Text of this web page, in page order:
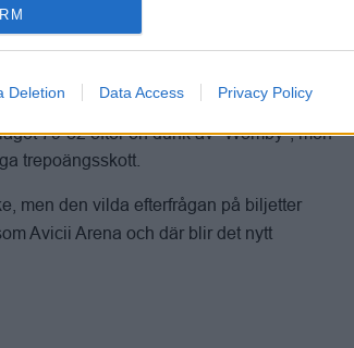
Deletion Data Access Privacy Policy
är lite för att laget som skakade USA i OS-
I NBA där hans färska förlängda
kronor. Redan för två år sedan var han
79-82 efter en dunk av "Wemby", men
trepoängsskott.
men den vilda efterfrågan på biljetter
Avicii Arena och där blir det nytt